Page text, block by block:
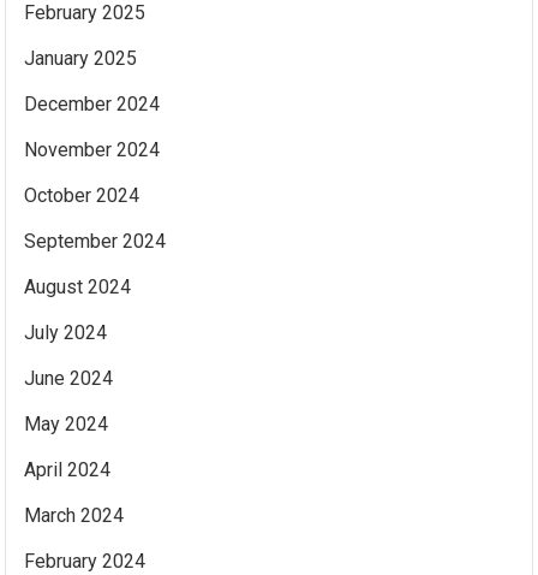
February 2025
January 2025
December 2024
November 2024
October 2024
September 2024
August 2024
July 2024
June 2024
May 2024
April 2024
March 2024
February 2024